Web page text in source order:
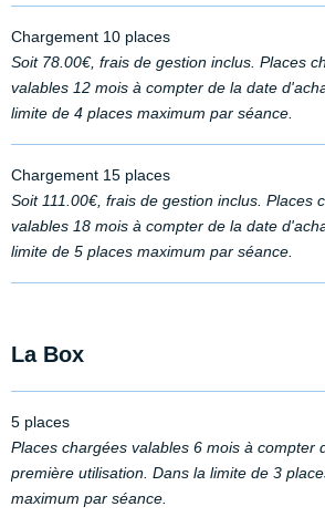
Chargement 10 places
Soit 78.00€, frais de gestion inclus. Places
valables 12 mois à compter de la date
limite de 4 places maximum par séance.
Chargement 15 places
Soit 111.00€, frais de gestion inclus. Places
valables 18 mois à compter de la date
limite de 5 places maximum par séance.
La Box
5 places
Places chargées valables 6 mois à compter
première utilisation. Dans la limite de 3
maximum par séance.